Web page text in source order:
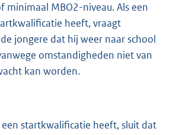
minimaal MBO2-niveau. Als een
heeft, vraagt
jongere dat hij weer naar school
omstandigheden niet van
kan worden.
een startkwalificatie heeft, sluit dat